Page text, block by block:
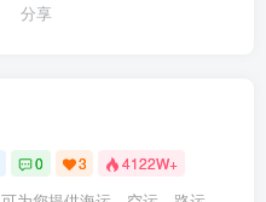
分享
0 3 4122W+